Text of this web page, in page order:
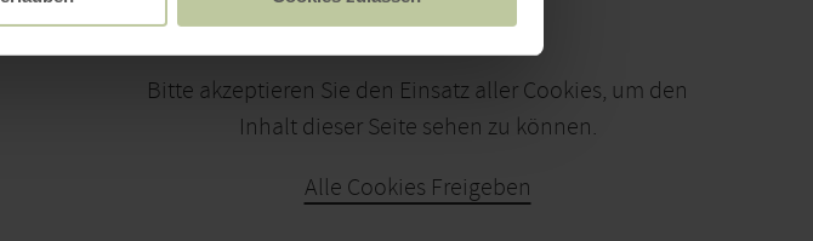
Bitte akzeptieren Sie den Einsatz aller Cookies, um den
Inhalt dieser Seite sehen zu können.
Alle Cookies Freigeben